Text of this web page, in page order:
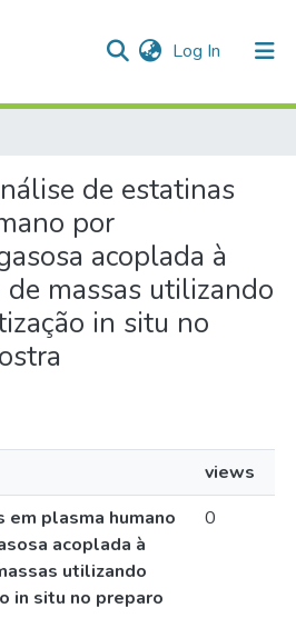
Log In (current)
de estatinas
por
acoplada à
massas utilizando
in situ no
views
plasma humano
acoplada à
utilizando
in situ no preparo
0